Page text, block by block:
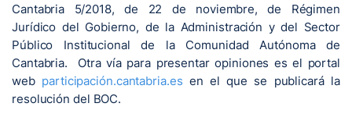
Cantabria 5/2018, de 22 de noviembre, de Régimen
Jurídico del Gobierno, de la Administración y del Sector
Público Institucional de la Comunidad Autónoma de
Cantabria. Otra vía para presentar opiniones es el portal
web participación.cantabria.es en el que se publicará la
resolución del BOC.